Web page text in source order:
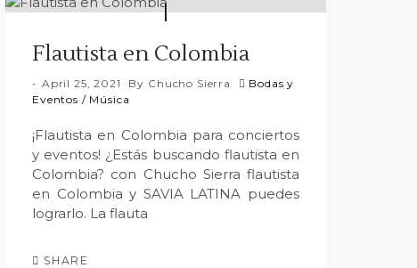
Flautista en Colombia
April 25, 2021 By Chucho Sierra
Bodas y
Eventos / Música
¡Flautista en Colombia para conciertos
y eventos! ¿Estás buscando flautista en
Colombia? con Chucho Sierra flautista
en Colombia y SAVIA LATINA puedes
lograrlo. La flauta
SHARE